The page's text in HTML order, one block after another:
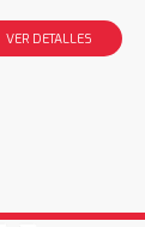
VER DETALLES